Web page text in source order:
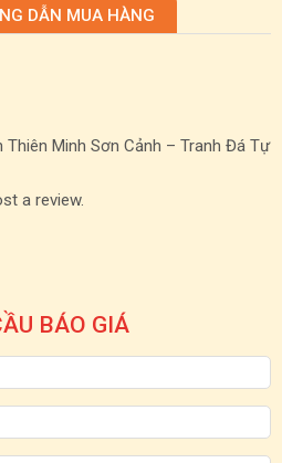
DẪN MUA HÀNG
Minh Sơn Cảnh – Tranh Đá Tự
a review.
BÁO GIÁ